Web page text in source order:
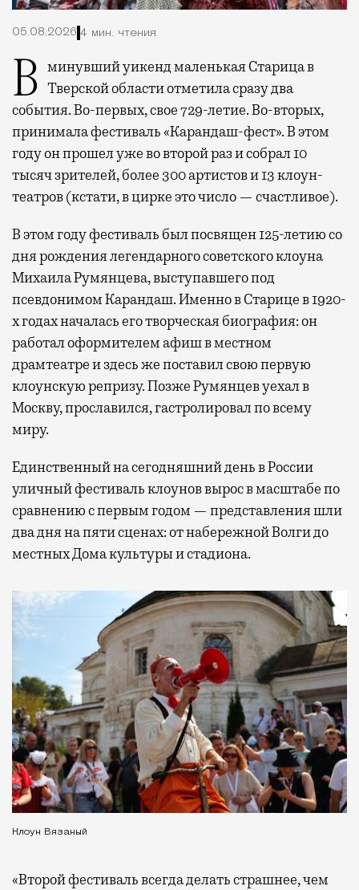
05.08.2026 4 мин. чтения
В минувший уикенд маленькая Старица в Тверской области отметила сразу два
события. Во-первых, свое 729-летие. Во-вторых,
принимала фестиваль «Карандаш-фест». В этом
году он прошел уже во второй раз и собрал 10
тысяч зрителей, более 300 артистов и 13 клоун-
театров (кстати, в цирке это число — счастливое).
В этом году фестиваль был посвящен 125-летию со
дня рождения легендарного советского клоуна
Михаила Румянцева, выступавшего под
псевдонимом Карандаш. Именно в Старице в 1920-
х годах началась его творческая биография: он
работал оформителем афиш в местном
драмтеатре и здесь же поставил свою первую
клоунскую репризу. Позже Румянцев уехал в
Москву, прославился, гастролировал по всему
миру.
Единственный на сегодняшний день в России
уличный фестиваль клоунов вырос в масштабе по
сравнению с первым годом — представления шли
два дня на пяти сценах: от набережной Волги до
местных Дома культуры и стадиона.
Клоун Вязаный
«Второй фестиваль всегда делать страшнее, чем